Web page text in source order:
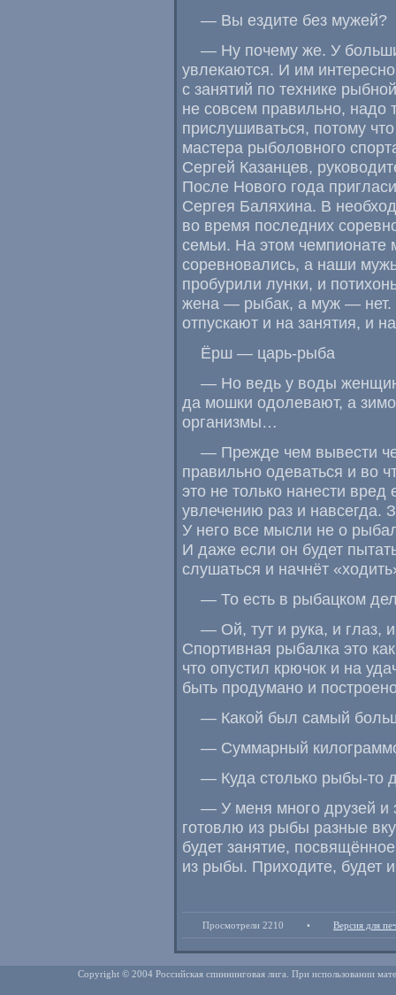
— Вы ездите без мужей?
— Ну почему же. У
увлекаются. И им
с занятий по технике
не совсем правильно, надо
прислушиваться, потому
мастера рыболовного
Сергей Казанцев,
После Нового года
Сергея Баляхина. В
во время последних
семьи. На этом чемпионате
соревновались, а наши
пробурили лунки, и
жена — рыбак, а муж — нет.
отпускают и на занятия, и
Ёрш — царь-рыба
— Но ведь у воды
да мошки одолевают, а
организмы…
— Прежде чем вывести
правильно одеваться и во
это не только нанести вред
увлечению раз и навсегда.
У него все мысли не о
И даже если он будет
слушаться и начнёт «
— То есть в рыбацком
— Ой, тут и рука, и глаз,
Спортивная рыбалка это
что опустил крючок и на
быть продумано и
— Какой был самый
— Суммарный
— Куда столько рыбы-то
— У меня много друзей и
готовлю из рыбы разные
будет занятие,
из рыбы. Приходите, будет
Просмотрели 2210 • Версия для
Copyright © 2004 Российская спиннинговая лига. При использовании